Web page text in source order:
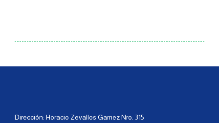
Dirección: Horacio Zevallos Gamez Nro. 315